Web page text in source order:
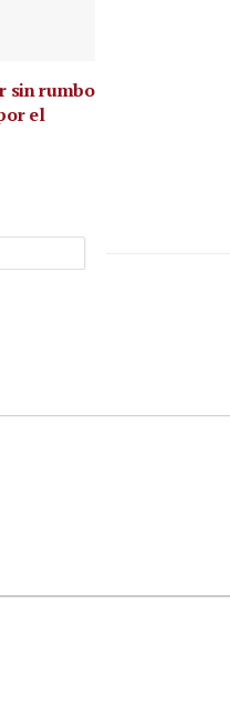
sin rumbo
el